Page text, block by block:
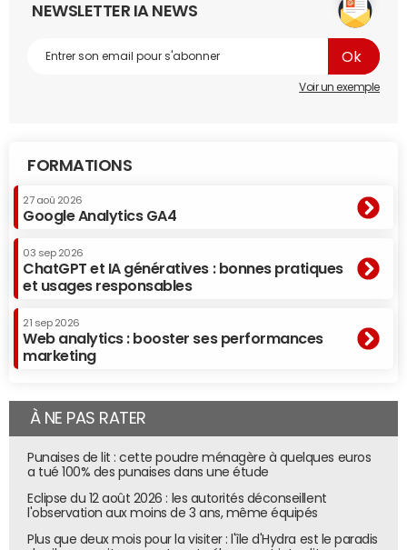
NEWSLETTER IA NEWS
Voir un exemple
FORMATIONS
27 aoû 2026
Google Analytics GA4
03 sep 2026
ChatGPT et IA génératives : bonnes pratiques
et usages responsables
21 sep 2026
Web analytics : booster ses performances
marketing
À NE PAS RATER
Punaises de lit : cette poudre ménagère à quelques euros
a tué 100% des punaises dans une étude
Eclipse du 12 août 2026 : les autorités déconseillent
l'observation aux moins de 3 ans, même équipés
Plus que deux mois pour la visiter : l'île d'Hydra est le paradis